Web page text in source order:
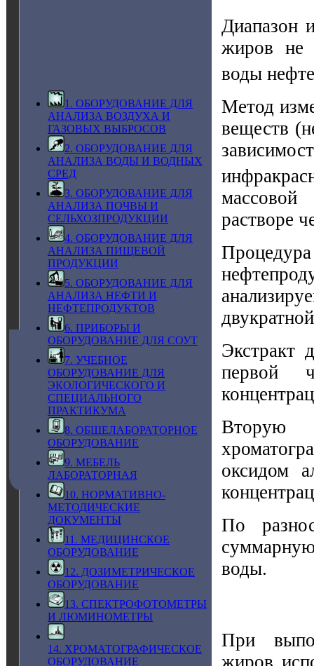
1. ОБОРУДОВАНИЕ ДЛЯ
АНАЛИЗА ВОЗДУХА И
ГАЗОВЫХ ВЫБРОСОВ
2. ОБОРУДОВАНИЕ ДЛЯ
АНАЛИЗА ВОДЫ И ВОДНЫХ
СРЕД
3. ОБОРУДОВАНИЕ ДЛЯ
АНАЛИЗА ПОЧВЫ И
СЕЛЬХОЗПРОДУКЦИИ
4. ОБОРУДОВАНИЕ ДЛЯ
АНАЛИЗА ПИЩЕВОЙ
ПРОДУКЦИИ
5. ОБОРУДОВАНИЕ ДЛЯ
АНАЛИЗА НЕФТИ И
НЕФТЕПРОДУКТОВ
6. ПРИБОРЫ И
ОБОРУДОВАНИЕ ДЛЯ СОУТ
7. УЧЕБНОЕ
ОБОРУДОВАНИЕ ДЛЯ
ЭКОЛОГИЧЕСКОГО И
СПЕЦИАЛЬНОГО
ПРАКТИКУМА
8. ОБЩЕЛАБОРАТОРНОЕ
ОБОРУДОВАНИЕ
9. МЕБЕЛЬ
ЛАБОРАТОРНАЯ
10. НОРМАТИВНО-
МЕТОДИЧЕСКИЕ
ДОКУМЕНТЫ
11. МЕДИЦИНСКОЕ
ОБОРУДОВАНИЕ
12. ДОЗИМЕТРИЧЕСКОЕ
ОБОРУДОВАНИЕ
13. СПЕКТРОФОТОМЕТРЫ
И ЛЮМИНОМЕТРЫ
14. ХРОМАТОГРАФИЧЕСКОЕ
ОБОРУДОВАНИЕ
Диапазон
жиров не
воды
Метод
веществ
растворе
Экстракт
первой
оксидом
По
воды.
При
жиров